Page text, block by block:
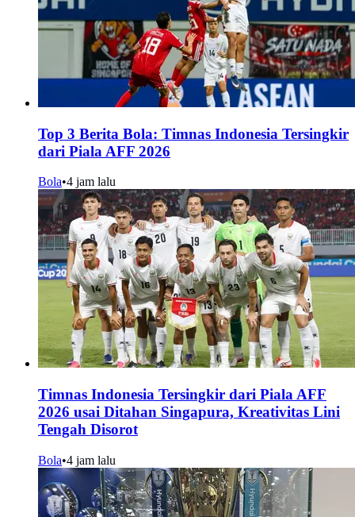
Top 3 Berita Bola: Timnas Indonesia Tersingkir
dari Piala AFF 2026
Bola•4 jam lalu
Timnas Indonesia Tersingkir dari Piala AFF
2026 usai Ditahan Singapura, Kreativitas Lini
Tengah Disorot
Bola•4 jam lalu